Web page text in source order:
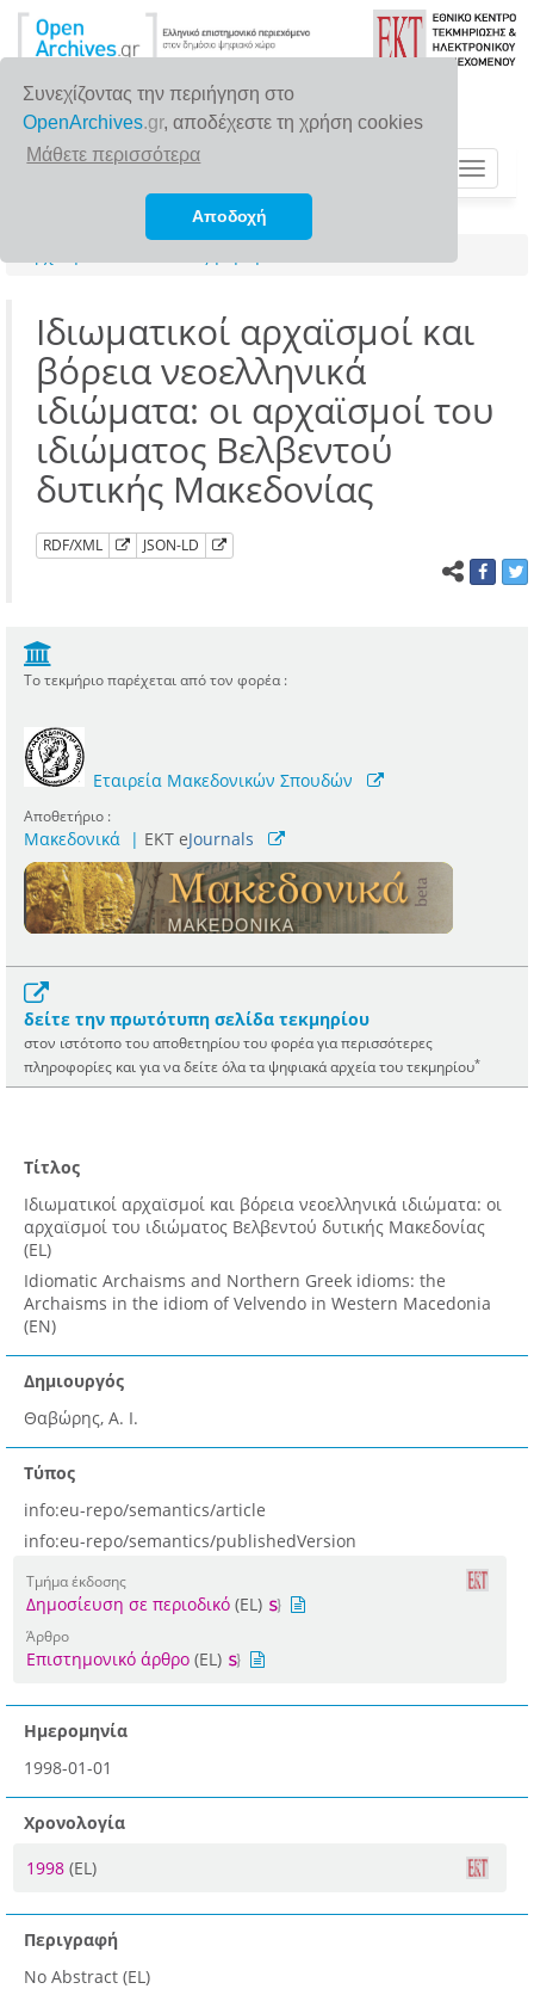
Συνεχίζοντας την περιήγηση στο
OpenArchives.gr, αποδέχεστε τη χρήση cookies
Μάθετε περισσότερα
Αποδοχή
Toggle
Ιδιωματικοί αρχαϊσμοί και
βόρεια νεοελληνικά
ιδιώματα: οι αρχαϊσμοί του
ιδιώματος Βελβεντού
δυτικής Μακεδονίας
RDF/XML JSON-LD
Το τεκμήριο παρέχεται από τον φορέα :
Εταιρεία Μακεδονικών Σπουδών
Αποθετήριο :
Μακεδονικά | ΕΚΤ eJournals
δείτε την πρωτότυπη σελίδα τεκμηρίου
στον ιστότοπο του αποθετηρίου του φορέα για περισσότερες
πληροφορίες και για να δείτε όλα τα ψηφιακά αρχεία του τεκμηρίου*
Τίτλος
Ιδιωματικοί αρχαϊσμοί και βόρεια νεοελληνικά ιδιώματα: οι
αρχαϊσμοί του ιδιώματος Βελβεντού δυτικής Μακεδονίας
(EL)
Idiomatic Archaisms and Northern Greek idioms: the
Archaisms in the idiom of Velvendo in Western Macedonia
(EN)
Δημιουργός
Θαβώρης, Α. Ι.
Τύπος
info:eu-repo/semantics/article
info:eu-repo/semantics/publishedVersion
Τμήμα έκδοσης
Δημοσίευση σε περιοδικό (EL)
Άρθρο
Επιστημονικό άρθρο (EL)
Ημερομηνία
1998-01-01
Χρονολογία
1998 (EL)
Περιγραφή
No Abstract (EL)